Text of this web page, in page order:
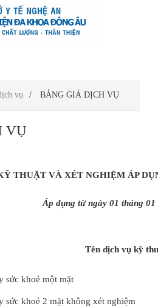
vụ / BẢNG GIÁ DỊCH VỤ
VỤ
THUẬT VÀ XÉT NGHIỆM ÁP
Áp dụng từ ngày 01 tháng 01
Tên dịch vụ kỹ
sức khoẻ một mặt
sức khoẻ 2 mặt không xét nghiệm